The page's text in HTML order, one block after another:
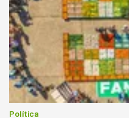
Política